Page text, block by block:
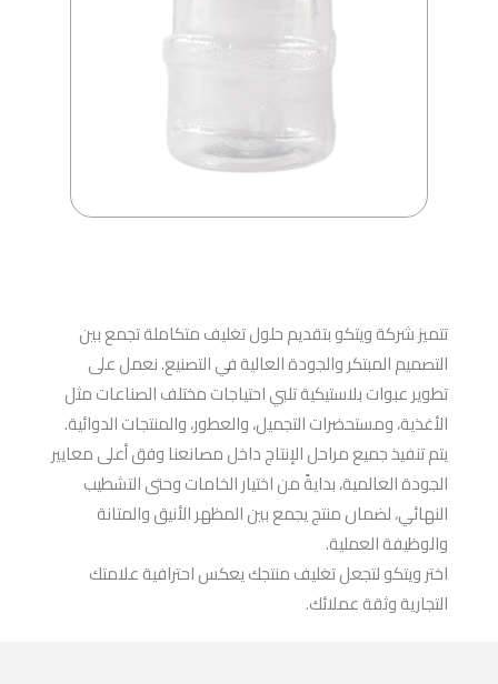
تتميز شركة ويتكو بتقديم حلول تغليف متكاملة تجمع بين
التصميم المبتكر والجودة العالية في التصنيع. نعمل على
تطوير عبوات بلاستيكية تلبي احتياجات مختلف الصناعات مثل
الأغذية، ومستحضرات التجميل، والعطور، والمنتجات الدوائية.
يتم تنفيذ جميع مراحل الإنتاج داخل مصانعنا وفق أعلى معايير
الجودة العالمية، بدايةً من اختيار الخامات وحتى التشطيب
النهائي، لضمان منتج يجمع بين المظهر الأنيق والمتانة
والوظيفة العملية.
اختر ويتكو لتجعل تغليف منتجك يعكس احترافية علامتك
التجارية وثقة عملائك.